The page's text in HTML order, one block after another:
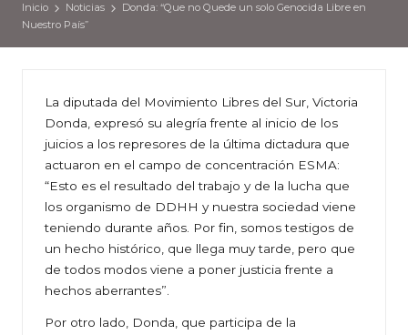
Inicio Noticias
Donda: “Que no Quede un solo Genocida Libre en
Nuestro País”
La diputada del Movimiento Libres del Sur, Victoria
Donda, expresó su alegría frente al inicio de los
juicios a los represores de la última dictadura que
actuaron en el campo de concentración ESMA:
“Esto es el resultado del trabajo y de la lucha que
los organismo de DDHH y nuestra sociedad viene
teniendo durante años. Por fin, somos testigos de
un hecho histórico, que llega muy tarde, pero que
de todos modos viene a poner justicia frente a
hechos aberrantes”.
Por otro lado, Donda, que participa de la